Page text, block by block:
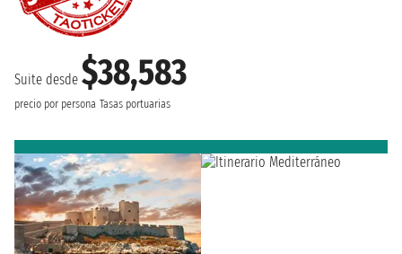
Suite desde $38,583
precio por persona Tasas portuarias